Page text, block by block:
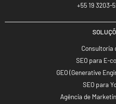
+55 19 3203-
Consultoria
SEO para E-
GEO (Generative
SEO para
Agência de